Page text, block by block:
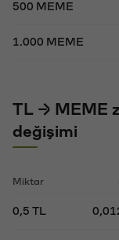
500 MEME
1.000 MEME
TL → MEME
değişimi
Miktar
0,5 TL